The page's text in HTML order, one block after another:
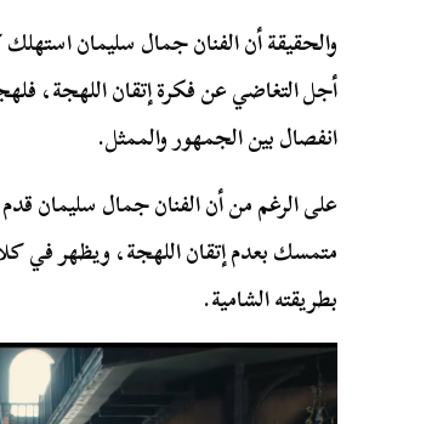
والحقيقة أن الفنان جمال سليمان
أجل التغاضي عن فكرة إتقان اللهجة،
انفصال بين الجمهور والممثل.
على الرغم من أن الفنان جمال سليمان قدم
متمسك بعدم إتقان اللهجة، ويظهر في
بطريقته الشامية.